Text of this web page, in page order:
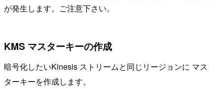
が発生します。ご注意下さい。
KMS マスターキーの作成
暗号化したいKinesis ストリームと同じリージョンに マス
ターキーを作成します。